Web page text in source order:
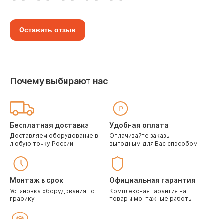
Оставить отзыв
Почему выбирают нас
Бесплатная доставка
Доставляем оборудование в
любую точку России
Удобная оплата
Оплачивайте заказы
выгодным для Вас способом
Монтаж в срок
Установка оборудования по
графику
Официальная гарантия
Комплексная гарантия на
товар и монтажные работы